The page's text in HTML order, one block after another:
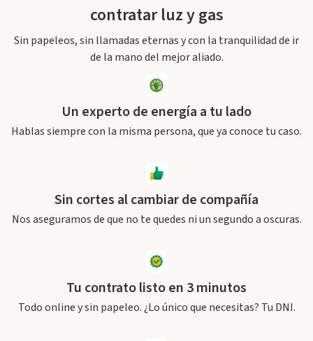
contratar luz y gas
Sin papeleos, sin llamadas eternas ycon la tranquilidad de ir
de la mano del mejor aliado.
Un experto de energía a tu lado
Hablas siempre con la misma persona, que ya conoce tu caso.
Sin cortes al cambiar de compañía
Nos aseguramos de que no te quedes ni un segundo a oscuras.
Tu contrato listo en 3 minutos
Todo online y sin papeleo. ¿Lo único que necesitas? Tu DNI.